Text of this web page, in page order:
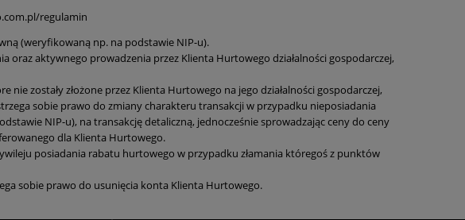
regulamin
(weryfikowaną np. na podstawie NIP-u).
oraz aktywnego prowadzenia przez Klienta Hurtowego działalności gospodarczej,
zostały złożone przez Klienta Hurtowego na jego działalności gospodarczej,
sobie prawo do zmiany charakteru transakcji w przypadku nieposiadania
NIP-u), na transakcję detaliczną, jednocześnie sprowadzając ceny do ceny
dla Klienta Hurtowego.
posiadania rabatu hurtowego w przypadku złamania któregoś z punktów
sobie prawo do usunięcia konta Klienta Hurtowego.